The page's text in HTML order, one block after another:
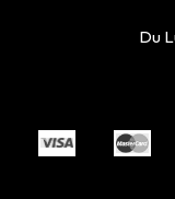
Du